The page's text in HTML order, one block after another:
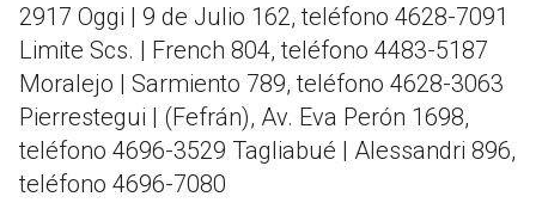
2917 Oggi | 9 de Julio 162, teléfono 4628-7091
Limite Scs. | French 804, teléfono 4483-5187
Moralejo | Sarmiento 789, teléfono 4628-3063
Pierrestegui | (Fefrán), Av. Eva Perón 1698,
teléfono 4696-3529 Tagliabué | Alessandri 896,
teléfono 4696-7080